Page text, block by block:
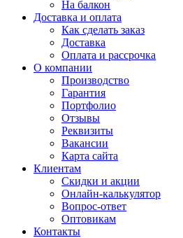
На балкон
Доставка и оплата
Как сделать заказ
Доставка
Оплата и рассрочка
О компании
Производство
Гарантия
Портфолио
Отзывы
Реквизиты
Вакансии
Карта сайта
Клиентам
Скидки и акции
Онлайн-калькулятор
Вопрос-ответ
Оптовикам
Контакты